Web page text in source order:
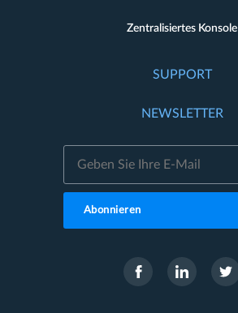
Zentralisiertes Konsole
SUPPORT
NEWSLETTER
Abonnieren